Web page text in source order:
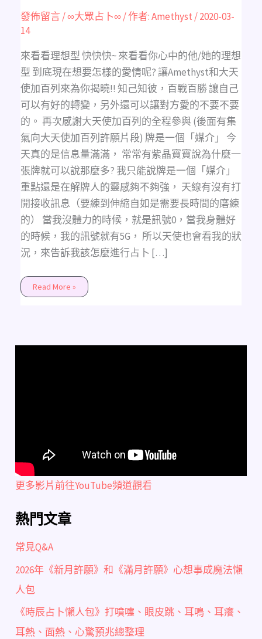
發佈留言/∞大眾占卜∞/ 作者:Amethyst/2020-03-
14
來看看理想型 快快快~ 來看看你心中的他/她的理想
型 到底現在想要怎樣的愛情呢? 讓Amethyst和大天
使加百列來為你揭曉!! 知己知彼，百戰百勝 讓自己
可以有好的轉變，另外還可以讓對方愛的不要不要
的。 再次感謝大天使加百列的全程參與 (後面有集
氣向大天使加百列許願片段) 牌是一個「媒介」 今
天真的是信息量滿滿， 常常有紫晶寶寶說為什麼一
張牌就可以說那麼多? 我只能說牌是一個「媒介」
重點還是在解牌人的靈感夠不夠強， 天線有沒有打
開接收訊息（要練到伸縮自如是需要長時間的磨練
的） 當我沒體力的時候，就是訊號0，當我身體好
的時候，我的訊號就有5G， 所以天使也會看我的狀
況，來告訴我該怎麼進行占卜 […]
嗎?
我
心
中
的
完
美
指
數
多
少?
(不
限
性
別、
時
間、
狀
態)
Read More »
更多影片前往YouTube頻道觀看
熱門文章
常見Q&A
2026年《新月許願》和《滿月許願》心想事成魔法懶
人包
《時辰占卜懶人包》打噴嚏、眼皮跳、耳鳴、耳癢、
耳熱、面熱、心驚預兆總整理